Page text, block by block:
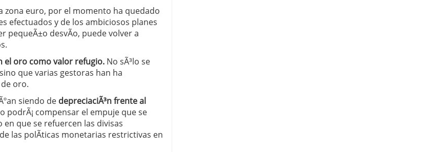
zona euro, por el momento ha quedado
efectuados y de los ambiciosos planes
pequeÃ±o desvÃ­o, puede volver a
el oro como valor refugio. No sÃ³lo se
que varias gestoras han ha
oro.
siendo de depreciaciÃ³n frente al
podrÃ¡ compensar el empuje que se
que se refuercen las divisas
las polÃ­ticas monetarias restrictivas en